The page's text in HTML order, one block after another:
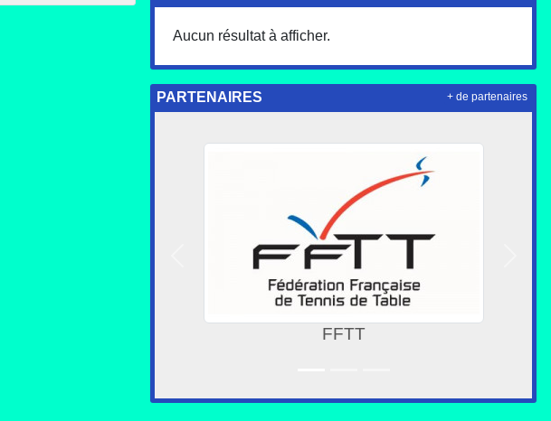
Aucun résultat à afficher.
PARTENAIRES
FFTT
+ de partenaires